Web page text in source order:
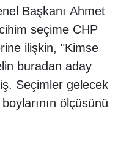
Başkanı Ahmet
seçime CHP
ilişkin, "Kimse
buradan aday
Seçimler gelecek
ölçüsünü